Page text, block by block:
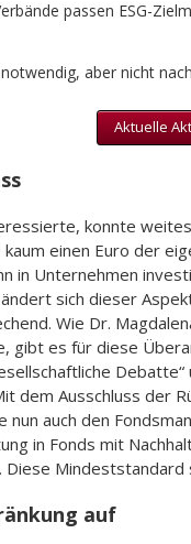
passen ESG-
aber nicht
Aktuelle
konnte
einen Euro der
in Unternehmen
sich dieser
Wie Dr.
gibt es für diese
dem Ausschluss der
auch den
in Fonds mit
auf